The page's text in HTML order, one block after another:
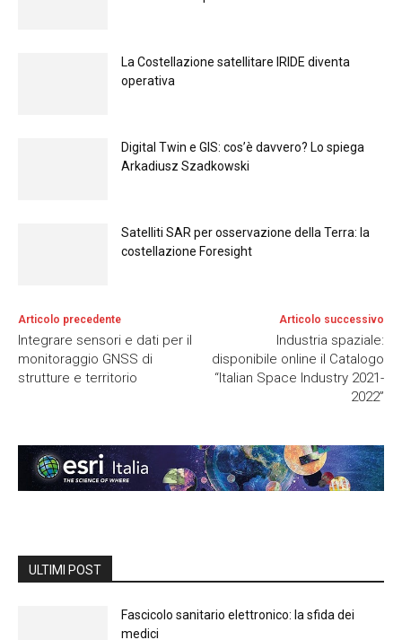
La Costellazione satellitare IRIDE diventa
operativa
Digital Twin e GIS: cos’è davvero? Lo spiega
Arkadiusz Szadkowski
Satelliti SAR per osservazione della Terra: la
costellazione Foresight
Articolo precedente
Integrare sensori e dati per il
monitoraggio GNSS di
strutture e territorio
Articolo successivo
Industria spaziale:
disponibile online il Catalogo
“Italian Space Industry 2021-
2022”
ULTIMI POST
Fascicolo sanitario elettronico: la sfida dei
medici